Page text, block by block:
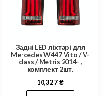
Задні LED ліхтарі для
Mercedes W447 Vito / V-
class / Metris 2014- ,
комплект 2шт.
10,327₴